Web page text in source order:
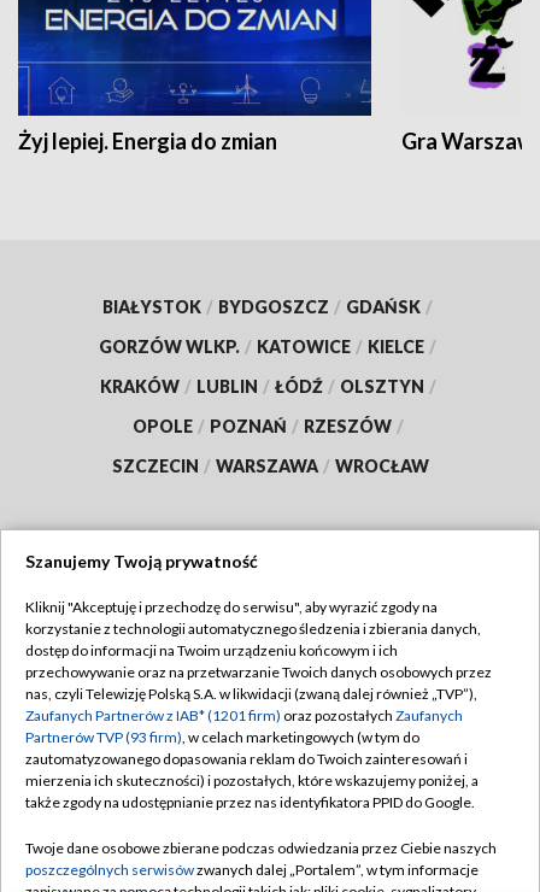
Żyj lepiej. Energia do zmian Gra
BIAŁYSTOK / BYDGOSZCZ / GDAŃSK /
GORZÓW WLKP. / KATOWICE / KIELCE /
KRAKÓW / LUBLIN / ŁÓDŹ / OLSZTYN /
OPOLE / POZNAŃ / RZESZÓW /
SZCZECIN / WARSZAWA / WROCŁAW
TVP
Abonament TVP
Emisja w TVP
Centrum informacji TVP
Naziemna Telewizja Cyfrowa
Rada Programowa
Regulamin TVP
Polityka prywatności
Moje zgody
Pomoc
Kontakt
Szanujemy Twoją prywatność
Kliknij "Akceptuję i przechodzę do serwisu", aby wyrazić zgody na
korzystanie z technologii automatycznego śledzenia i zbierania danych,
dostęp do informacji na Twoim urządzeniu końcowym i ich
przechowywanie oraz na przetwarzanie Twoich danych osobowych przez
nas, czyli Telewizję Polską S.A. w likwidacji (zwaną dalej również „TVP”),
Zaufanych Partnerów z IAB* (1201 firm) oraz pozostałych Zaufanych
Partnerów TVP (93 firm), w celach marketingowych (w tym do
zautomatyzowanego dopasowania reklam do Twoich zainteresowań i
mierzenia ich skuteczności) i pozostałych, które wskazujemy poniżej, a
także zgody na udostępnianie przez nas identyfikatora PPID do Google.
Twoje dane osobowe zbierane podczas odwiedzania przez Ciebie naszych
poszczególnych serwisówzwanych dalej „Portalem”, w tym informacje